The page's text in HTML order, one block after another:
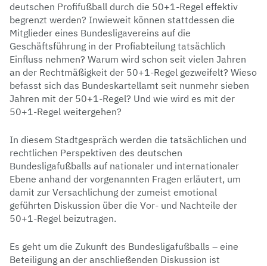
deutschen Profifußball durch die 50+1-Regel effektiv
begrenzt werden? Inwieweit können stattdessen die
Mitglieder eines Bundesligavereins auf die
Geschäftsführung in der Profiabteilung tatsächlich
Einfluss nehmen? Warum wird schon seit vielen Jahren
an der Rechtmäßigkeit der 50+1-Regel gezweifelt? Wieso
befasst sich das Bundeskartellamt seit nunmehr sieben
Jahren mit der 50+1-Regel? Und wie wird es mit der
50+1-Regel weitergehen?
In diesem Stadtgespräch werden die tatsächlichen und
rechtlichen Perspektiven des deutschen
Bundesligafußballs auf nationaler und internationaler
Ebene anhand der vorgenannten Fragen erläutert, um
damit zur Versachlichung der zumeist emotional
geführten Diskussion über die Vor- und Nachteile der
50+1-Regel beizutragen.
Es geht um die Zukunft des Bundesligafußballs – eine
Beteiligung an der anschließenden Diskussion ist